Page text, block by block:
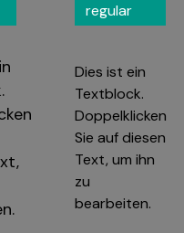
regular
Dies ist ein
Textblock.
Doppelklicken
Sie auf diesen
Text, um ihn
zu
bearbeiten.